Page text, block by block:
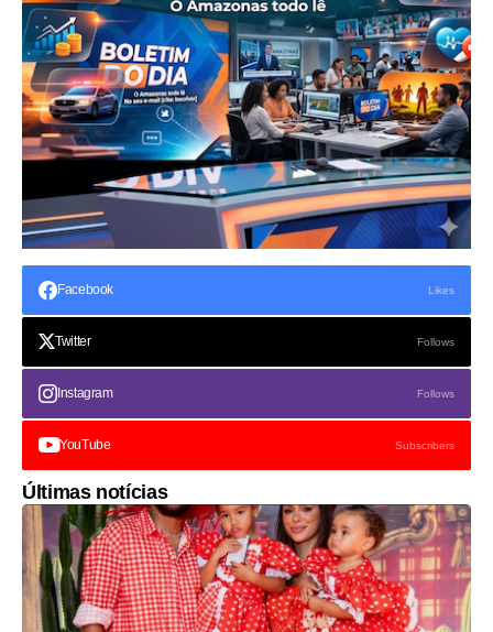
Facebook Likes
Twitter Follows
Instagram Follows
YouTube Subscribers
Últimas notícias